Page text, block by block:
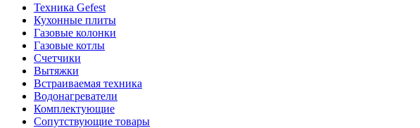
Техника Gefest
Кухонные плиты
Газовые колонки
Газовые котлы
Счетчики
Вытяжки
Встраиваемая техника
Водонагреватели
Комплектующие
Сопутствующие товары